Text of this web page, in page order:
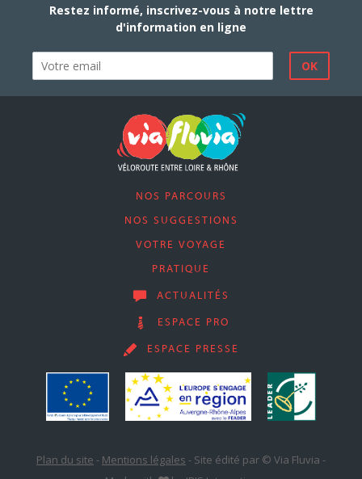
Restez informé, inscrivez-vous à notre lettre
d'information en ligne
NOS PARCOURS
NOS SUGGESTIONS
VOTRE VOYAGE
PRATIQUE
ACTUALITÉS
ESPACE PRO
ESPACE PRESSE
Plan du site - Mentions légales - Site édité par © Via Fluvia -